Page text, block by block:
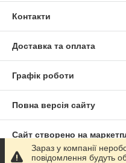
Контакти
Доставка та оплата
Графік роботи
Повна версія сайту
Сайт створено на
Зараз у компанії
повідомлення будуть